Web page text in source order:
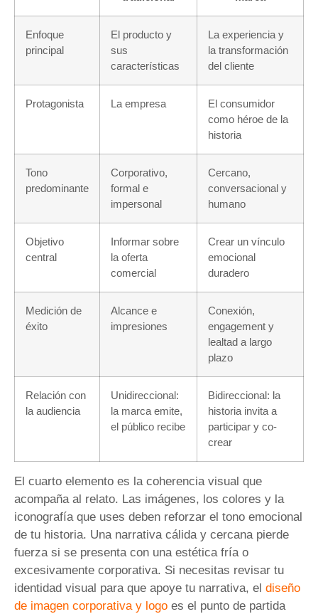
Enfoque
principal
El producto y
sus
características
La experiencia y
la transformación
del cliente
Protagonista La empresa
El consumidor
como héroe de la
historia
Tono
predominante
Corporativo,
formal e
impersonal
Cercano,
conversacional y
humano
Objetivo
central
Informar sobre
la oferta
comercial
Crear un vínculo
emocional
duradero
Medición de
éxito
Alcance e
impresiones
Conexión,
engagement y
lealtad a largo
plazo
Relación con
la audiencia
Unidireccional:
la marca emite,
el público recibe
Bidireccional: la
historia invita a
participar y co-
crear
El cuarto elemento es la coherencia visual que
acompaña al relato. Las imágenes, los colores y la
iconografía que uses deben reforzar el tono emocional
de tu historia. Una narrativa cálida y cercana pierde
fuerza si se presenta con una estética fría o
excesivamente corporativa. Si necesitas revisar tu
identidad visual para que apoye tu narrativa, el diseño
de imagen corporativa y logo es el punto de partida